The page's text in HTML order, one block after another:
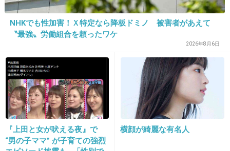
24. 匿名2013/02/19(火) 16:35:20
話題作り乙( ´ ▽ ` )ﾉ
-0
25. 匿名2013/02/19(火) 16:35:34
＞カワイイ区については、市民から「女性はか
わいくあるべきだという意識を助長する」など
の苦情が４件寄せられ
NHKでも性加害！Ｘ特定なら降板ドミノ 被害者があえて
〝最強〟労働組合を頼ったワケ
2026年8月6日
『上田と女が吠える夜』で
“男の子ママ” が子育ての強烈
横顔が綺麗な有名人